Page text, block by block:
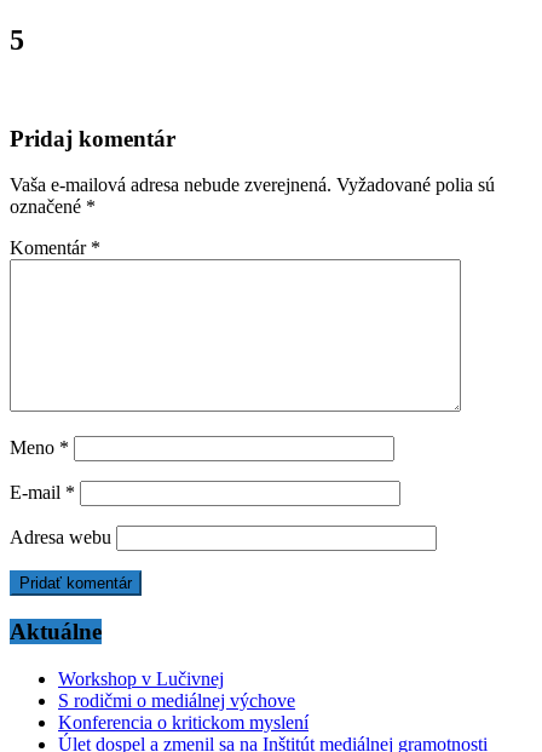
5
Pridaj komentár
Vaša e-mailová adresa nebude zverejnená. Vyžadované polia sú
označené *
Komentár *
Meno *
E-mail *
Adresa webu
Aktuálne
Workshop v Lučivnej
S rodičmi o mediálnej výchove
Konferencia o kritickom myslení
Úlet dospel a zmenil sa na Inštitút mediálnej gramotnosti